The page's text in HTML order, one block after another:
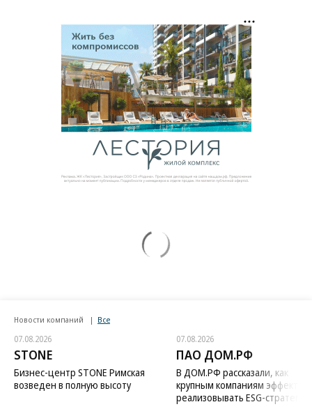
Новости компаний Все
07.08.2026
STONE
Бизнес-центр STONE Римская
возведен в полную высоту
07.08.2026
ПАО ДОМ.РФ
В ДОМ.РФ рассказали, как
крупным компаниям
реализовывать ESG-стратегию